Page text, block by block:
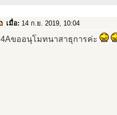
เมื่อ: 14 ก.ย. 2019, 10:04
4Aขออนุโมทนาสาธุการค่ะ